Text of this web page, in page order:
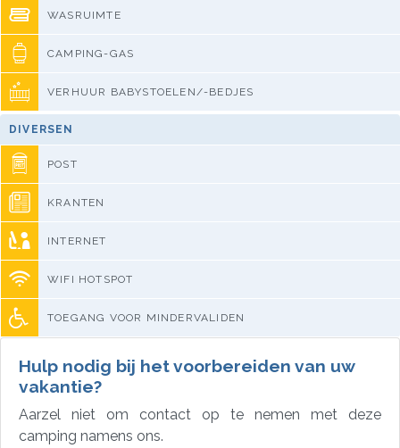
WASRUIMTE
CAMPING-GAS
VERHUUR BABYSTOELEN/-BEDJES
DIVERSEN
POST
KRANTEN
INTERNET
WIFI HOTSPOT
TOEGANG VOOR MINDERVALIDEN
Hulp nodig bij het voorbereiden van uw
vakantie?
Aarzel niet om contact op te nemen met deze
camping namens ons.